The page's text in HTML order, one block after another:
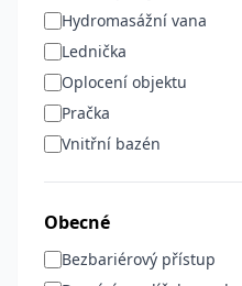
Hydromasážní vana
Lednička
Oplocení objektu
Pračka
Vnitřní bazén
Obecné
Bezbariérový přístup